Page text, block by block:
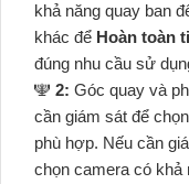
khả năng quay ban
khác để Hoàn toàn
đúng nhu cầu sử
️🕎 2: Góc quay và
cần giám sát để
phù hợp. Nếu cần
chọn camera có khả